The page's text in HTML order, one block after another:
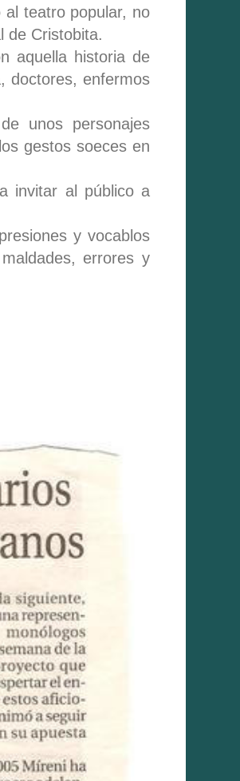
teatro popular, no
de Cristobita.
aquella historia de
doctores, enfermos
unos personajes
gestos soeces en
invitar al público a
y vocablos
errores y